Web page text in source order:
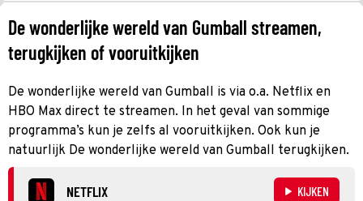
De wonderlijke wereld van Gumball streamen,
terugkijken of vooruitkijken
De wonderlijke wereld van Gumball is via o.a. Netflix en
HBO Max direct te streamen. In het geval van sommige
programma’s kun je zelfs al vooruitkijken. Ook kun je
natuurlijk De wonderlijke wereld van Gumball terugkijken.
NETFLIX KIJKEN